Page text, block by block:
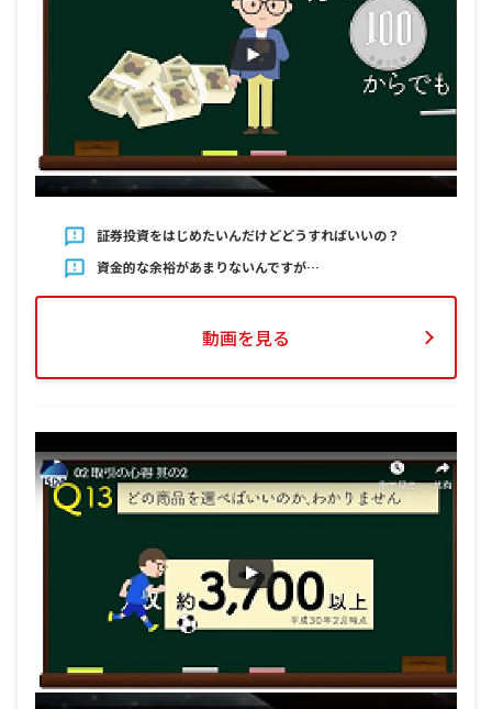
証券投資をはじめたいんだけどどうすればいいの？
資金的な余裕があまりないんですが…
動画を見る